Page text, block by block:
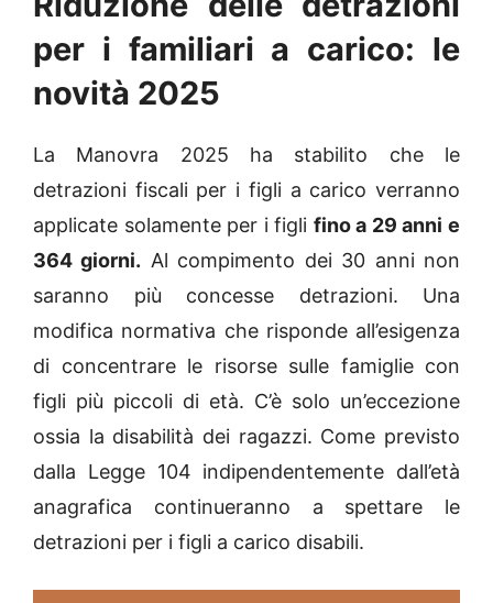
per i familiari a carico: le
novità 2025
La Manovra 2025 ha stabilito che le
detrazioni fiscali per i figli a carico verranno
applicate solamente per i figli fino a 29 anni e
364 giorni. Al compimento dei 30 anni non
saranno più concesse detrazioni. Una
modifica normativa che risponde all’esigenza
di concentrare le risorse sulle famiglie con
figli più piccoli di età. C’è solo un’eccezione
ossia la disabilità dei ragazzi. Come previsto
dalla Legge 104 indipendentemente dall’età
anagrafica continueranno a spettare le
detrazioni per i figli a carico disabili.